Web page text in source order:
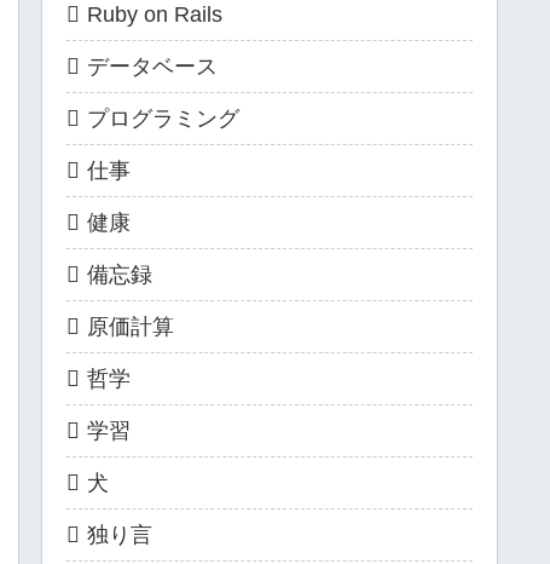
Ruby on Rails
データベース
プログラミング
仕事
健康
備忘録
原価計算
哲学
学習
犬
独り言